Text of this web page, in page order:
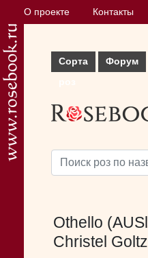
О проекте Контакты
Сорта
Форум
Othello
Christel